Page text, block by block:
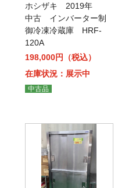
ホシザキ 2019年
中古 インバーター制
御冷凍冷蔵庫 HRF-
120A
198,000円（税込）
在庫状況：展示中
中古品